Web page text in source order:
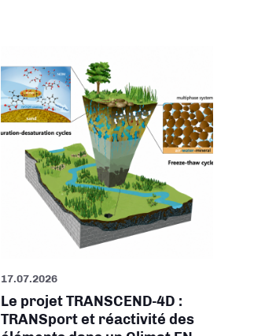
17.07.2026
Le projet TRANSCEND-4D :
TRANSport et réactivité des